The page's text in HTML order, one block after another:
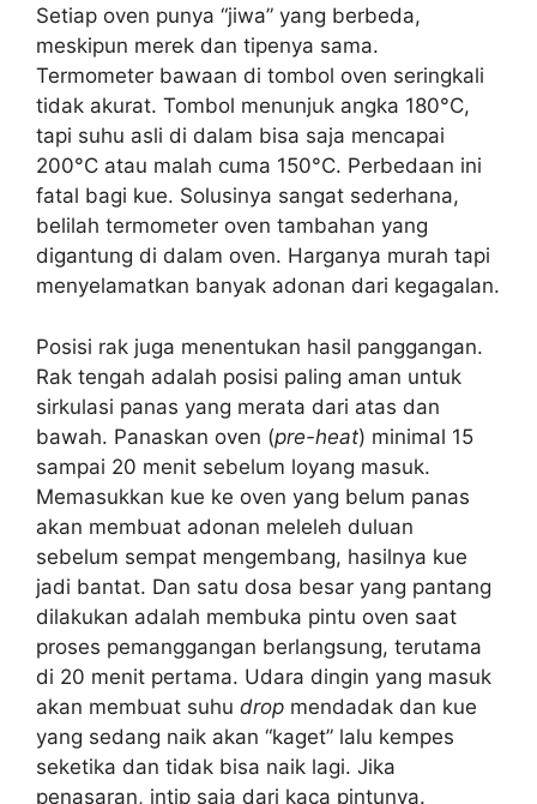
Setiap oven punya “jiwa” yang berbeda,
meskipun merek dan tipenya sama.
Termometer bawaan di tombol oven seringkali
tidak akurat. Tombol menunjuk angka 180°C,
tapi suhu asli di dalam bisa saja mencapai
200°C atau malah cuma 150°C. Perbedaan ini
fatal bagi kue. Solusinya sangat sederhana,
belilah termometer oven tambahan yang
digantung di dalam oven. Harganya murah tapi
menyelamatkan banyak adonan dari kegagalan.
Posisi rak juga menentukan hasil panggangan.
Rak tengah adalah posisi paling aman untuk
sirkulasi panas yang merata dari atas dan
bawah. Panaskan oven (pre-heat) minimal 15
sampai 20 menit sebelum loyang masuk.
Memasukkan kue ke oven yang belum panas
akan membuat adonan meleleh duluan
sebelum sempat mengembang, hasilnya kue
jadi bantat. Dan satu dosa besar yang pantang
dilakukan adalah membuka pintu oven saat
proses pemanggangan berlangsung, terutama
di 20 menit pertama. Udara dingin yang masuk
akan membuat suhu drop mendadak dan kue
yang sedang naik akan “kaget” lalu kempes
seketika dan tidak bisa naik lagi. Jika
penasaran, intip saja dari kaca pintunya.